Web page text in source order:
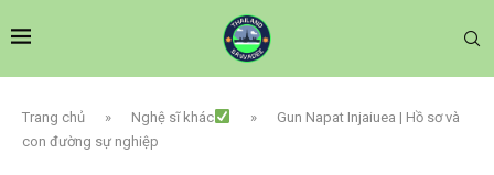
Trang chủ » Nghệ sĩ khác »
Gun Napat Injaiuea | Hồ sơ và
con đường sự nghiệp